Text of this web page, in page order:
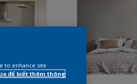
to enhance site
để biết thêm thông